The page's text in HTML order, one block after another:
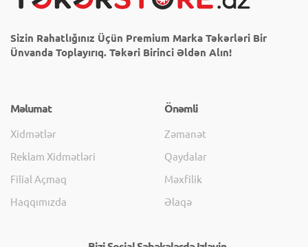
Sizin Rahatlığınız Üçün Premium Marka Təkərləri Bir
Ünvanda Toplayırıq. Təkəri Birinci Əldən Alın!
Məlumat
Xidmətlər
Reklam Xidmətləri
Filial Açmaq
Haqqımızda
Önəmli
Zəmanət
Qaydalar
Məxfilik
Əlaqə